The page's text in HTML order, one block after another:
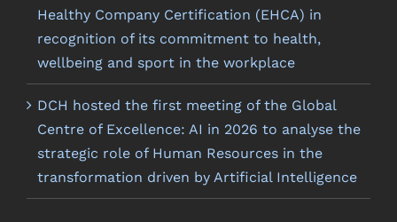
Healthy Company Certification (EHCA) in
recognition of its commitment to health,
wellbeing and sport in the workplace
DCH hosted the first meeting of the Global
Centre of Excellence: AI in 2026 to analyse the
strategic role of Human Resources in the
transformation driven by Artificial Intelligence